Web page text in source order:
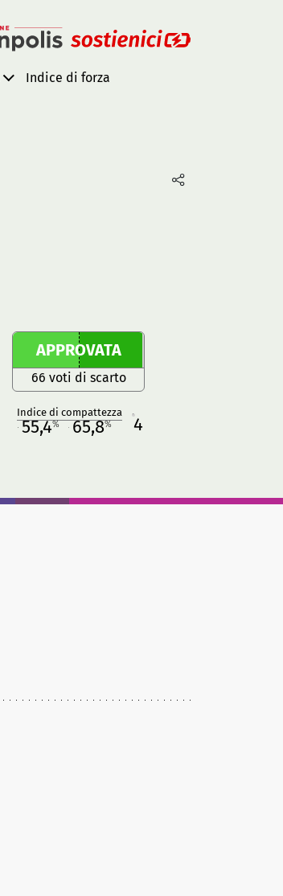
Indice di forza
APPROVATA
66 voti di scarto
Indice di compattezza
55,4% 65,8% 4